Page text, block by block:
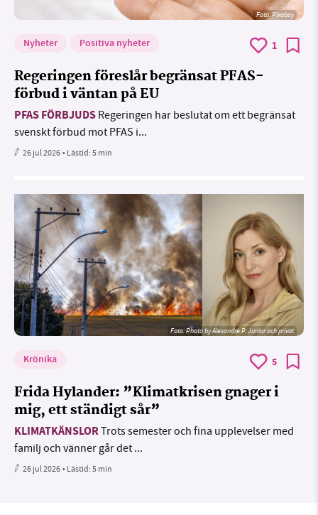
Foto:Pixabay
Nyheter Positiva nyheter 1
Regeringen föreslår begränsat PFAS-
förbud i väntan på EU
PFAS FÖRBJUDS Regeringen har beslutat om ett begränsat
svenskt förbud mot PFAS i...
26 jul 2026• Lästid:5 min
Foto:Photo by Alexandre P. Junior och privat
Krönika 5
Frida Hylander: ”Klimatkrisen gnager i
mig, ett ständigt sår”
KLIMATKÄNSLORTrots semester och fina upplevelser med
familj och vänner går det ...
26 jul 2026• Lästid:5 min